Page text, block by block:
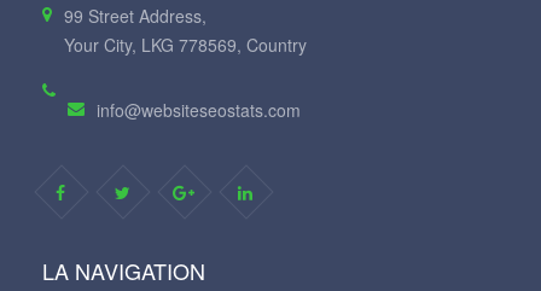
99 Street Address,
Your City, LKG 778569, Country
info@websiteseostats.com
LA NAVIGATION